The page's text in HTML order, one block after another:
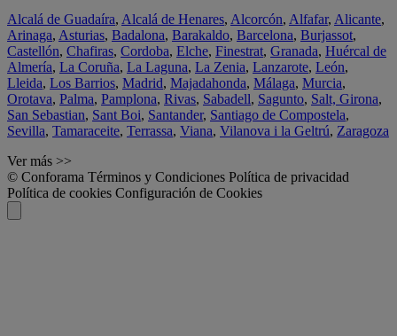
Alcalá de Guadaíra, Alcalá de Henares, Alcorcón, Alfafar, Alicante,
Arinaga, Asturias, Badalona, Barakaldo, Barcelona, Burjassot,
Castellón, Chafiras, Cordoba, Elche, Finestrat, Granada, Huércal de
Almería, La Coruña, La Laguna, La Zenia, Lanzarote, León,
Lleida, Los Barrios, Madrid, Majadahonda, Málaga, Murcia,
Orotava, Palma, Pamplona, Rivas, Sabadell, Sagunto, Salt, Girona,
San Sebastian, Sant Boi, Santander, Santiago de Compostela,
Sevilla, Tamaraceite, Terrassa, Viana, Vilanova i la Geltrú, Zaragoza
Ver más >>
© Conforama Términos y Condiciones Política de privacidad
Política de cookies Configuración de Cookies